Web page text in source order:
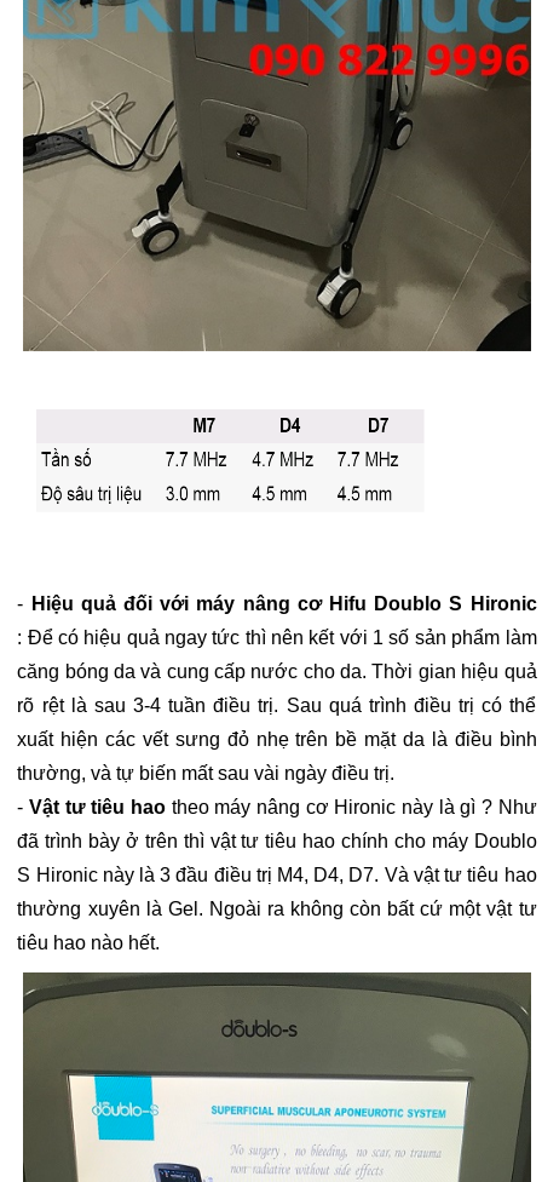
- Hiệu quả đối với máy nâng cơ Hifu Doublo S Hironic
: Để có hiệu quả ngay tức thì nên kết với 1 số sản phẩm làm
căng bóng da và cung cấp nước cho da. Thời gian hiệu quả
rõ rệt là sau 3-4 tuần điều trị. Sau quá trình điều trị có thể
xuất hiện các vết sưng đỏ nhẹ trên bề mặt da là điều bình
thường, và tự biến mất sau vài ngày điều trị.
​-Vật tư tiêu hao theo máy nâng cơ Hironic này là gì ? Như
đã trình bày ở trên thì vật tư tiêu hao chính cho máy Doublo
S Hironic này là 3 đầu điều trị M4, D4, D7. Và vật tư tiêu hao
thường xuyên là Gel. Ngoài ra không còn bất cứ một vật tư
tiêu hao nào hết.